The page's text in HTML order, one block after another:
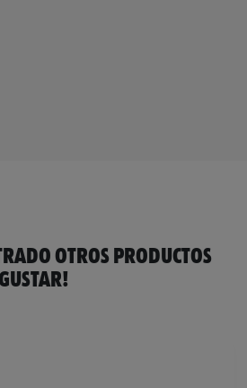
OTROS PRODUCTOS